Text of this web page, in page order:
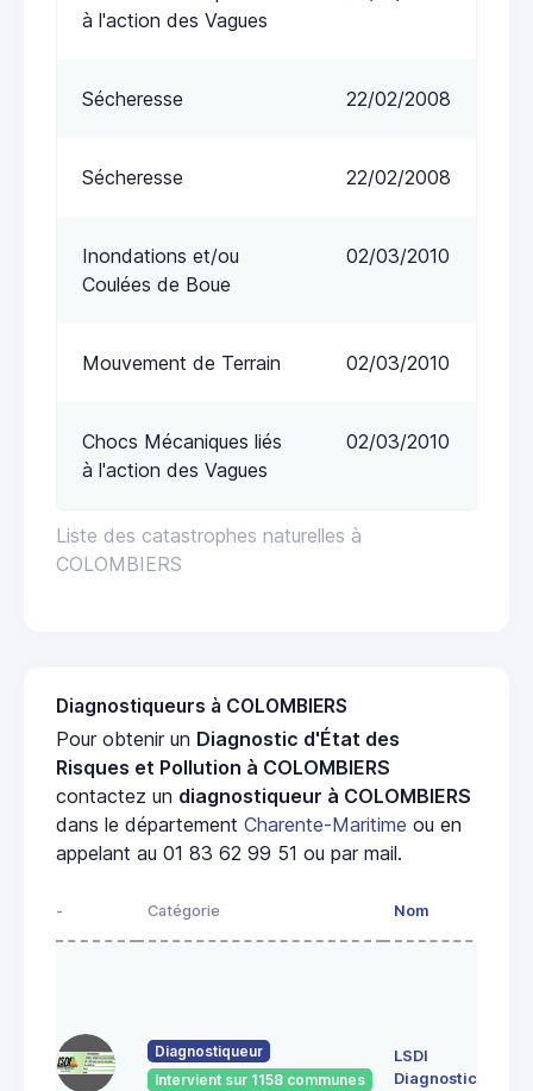
Liste des catastrophes naturelles à
COLOMBIERS
à l'action des Vagues
Sécheresse 22/02/2008
Sécheresse 22/02/2008
Inondations et/ou
Coulées de Boue
02/03/2010
Mouvement de Terrain 02/03/2010
Chocs Mécaniques liés
à l'action des Vagues
02/03/2010
Diagnostiqueurs à COLOMBIERS
Pour obtenir un Diagnostic d'État des
Risques et Pollution à COLOMBIERS
contactez un diagnostiqueur à COLOMBIERS
dans le département Charente-Maritime ou en
appelant au 01 83 62 99 51 ou par mail.
- Catégorie Nom
Diagnostiqueur
Intervient sur 1158 communes
LSDI
Diagnostics